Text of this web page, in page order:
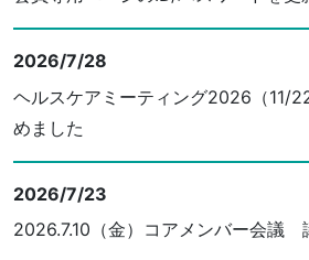
2026/7/28
ヘルスケアミーティング2026（11/
めました
2026/7/23
2026.7.10（金）コアメンバー会議